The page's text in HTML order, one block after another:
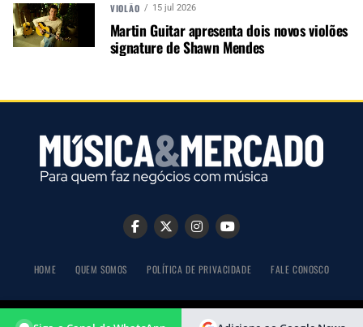
Shure participa no Lollapalooza Brasil e outros festivais
VIOLÃO 15 jul 2026
Martin Guitar apresenta dois novos violões
signature de Shawn Mendes
HOME QUEM SOMOS POLÍTICA DE PRIVACIDADE FALE CONOSCO
COPYRIGHT © 2026 MÚSICA & MERCADO